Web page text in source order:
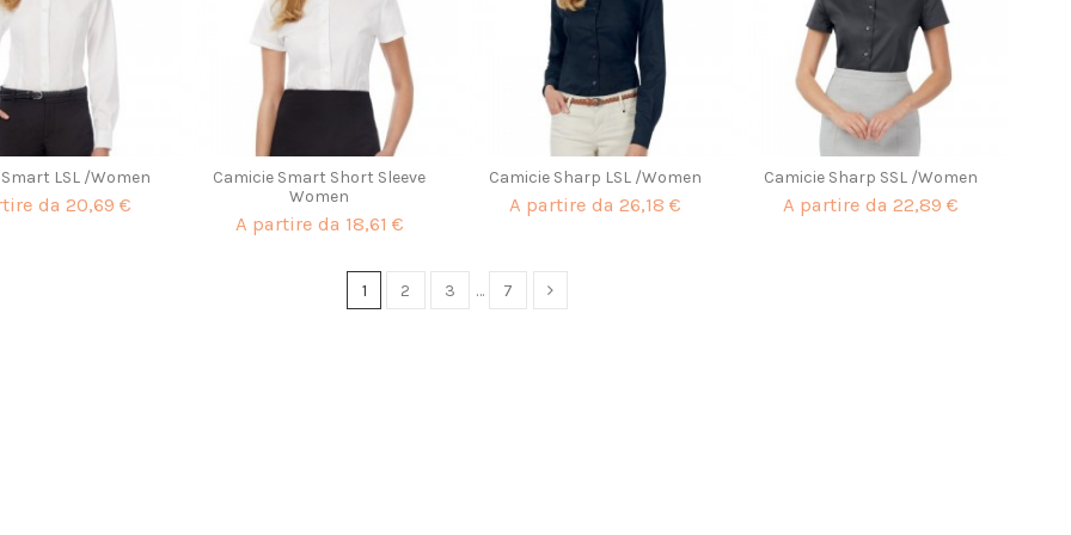
LSL /Women
da20,69 €
Camicie Smart Short Sleeve
Women
A partire da 18,61 €
Camicie Sharp LSL /Women
A partire da26,18 €
Camicie Sharp SSL /Women
A partire da22,89 €
1 2 3 … 7